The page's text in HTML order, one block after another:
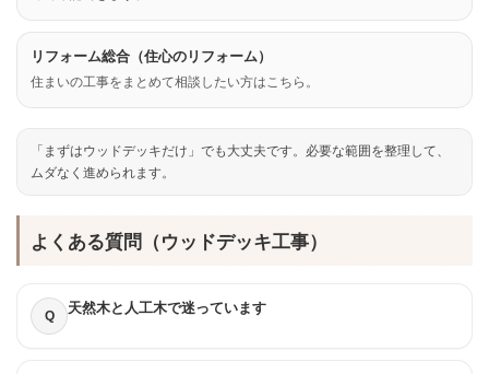
リフォーム総合（住心のリフォーム）
住まいの工事をまとめて相談したい方はこちら。
「まずはウッドデッキだけ」でも大丈夫です。必要な範囲を整理して、
ムダなく進められます。
よくある質問（ウッドデッキ工事）
Q 天然木と人工木で迷っています